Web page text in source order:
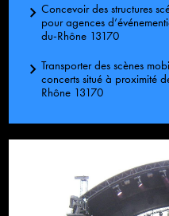
Concevoir des structures
pour agences
du-Rhône 13170
Transporter des scènes
concerts situé à proximité
Rhône 13170